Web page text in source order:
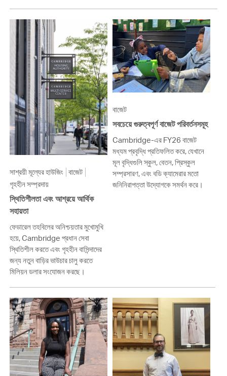
সাশ্রয়ী মূল্যের হাউজিং বাজেট
গৃহহীন সম্প্রদায়
স্থিতিশীলতা এবং আশ্রয়ে আর্থিক
সহায়তা
ফেডারেল তহবিলের অনিশ্চয়তার মুখোমুখি
হয়ে, Cambridge প্রধান সেবা
স্থিতিশীল করতে এবং গৃহহীন বাসিন্দাদের
জন্য নতুন বাড়ির ভাউচার চালু করতে
মিলিয়ন ডলার সংযোজন করছে।
বাজেট
সবচেয়ে গুরুত্বপূর্ণ বাজেট পরিবর্তনসমূহ
Cambridge-এর FY26 বাজেট
মধ্যম প্রবৃদ্ধি প্রতিফলিত করে, যেখানে
মূল বৃদ্ধিগুলি স্কুল, বেতন, প্রিস্কুল
সম্প্রসারণ, এবং বডি ক্যামেরার মতো
জনিনিরাপত্তা উদ্যোগকে সমর্থন করে।